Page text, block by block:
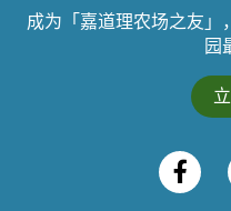
成为「嘉道理农场之友
园